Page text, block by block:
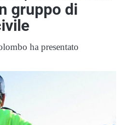
gruppo di
ha presentato